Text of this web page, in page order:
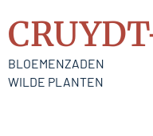
BLOEMENZADEN
WILDE PLANTEN